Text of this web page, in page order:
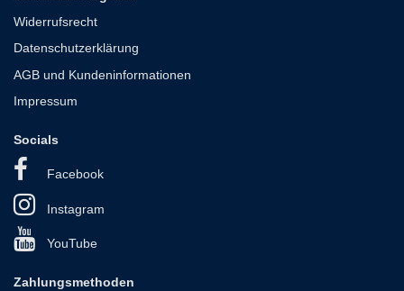
Widerrufsrecht
Datenschutzerklärung
AGB und Kundeninformationen
Impressum
Socials
Facebook
Instagram
YouTube
Zahlungsmethoden